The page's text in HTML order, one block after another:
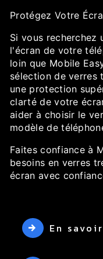
Protégez Votre
Si vous recherchez
l'écran de votre
loin que Mobile
sélection de verres
une protection
clarté de votre
aider à choisir le
modèle de
Faites confiance à
besoins en verres
écran avec
En